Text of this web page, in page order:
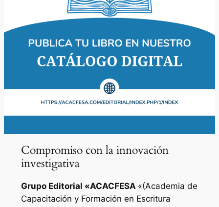
Compromiso con la innovación
investigativa
Grupo Editorial «ACACFESA «(Academia de
Capacitación y Formación en Escritura